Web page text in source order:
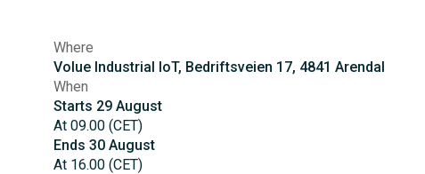
Where
Volue Industrial IoT, Bedriftsveien 17, 4841 Arendal
When
Starts 29 August
At 09.00 (CET)
Ends 30 August
At 16.00 (CET)